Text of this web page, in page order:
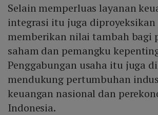
jasa keuangan nasional.
Selain memperluas layanan
integrasi itu juga diproyeksikan
memberikan nilai tambah bagi
saham dan pemangku
Penggabungan usaha itu juga
mendukung pertumbuhan
keuangan nasional dan
Indonesia.